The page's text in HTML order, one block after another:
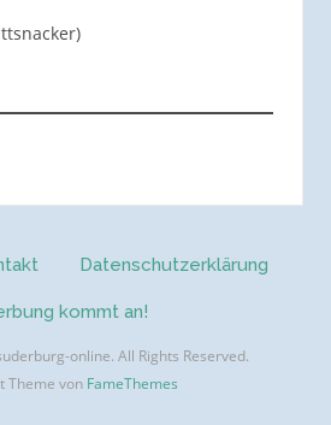
Datenschutzerklärung
kommt an!
online. All Rights Reserved.
Theme von FameThemes